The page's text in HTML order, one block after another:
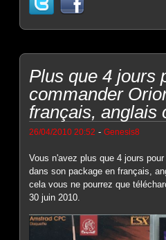
Plus que 4 jours
commander
français, anglais
26/04/2010 20:52 -Genesis8
Vous n'avez plus que 4 jours
dans son package en français,
cela vous ne pourrez que
30 juin 2010.